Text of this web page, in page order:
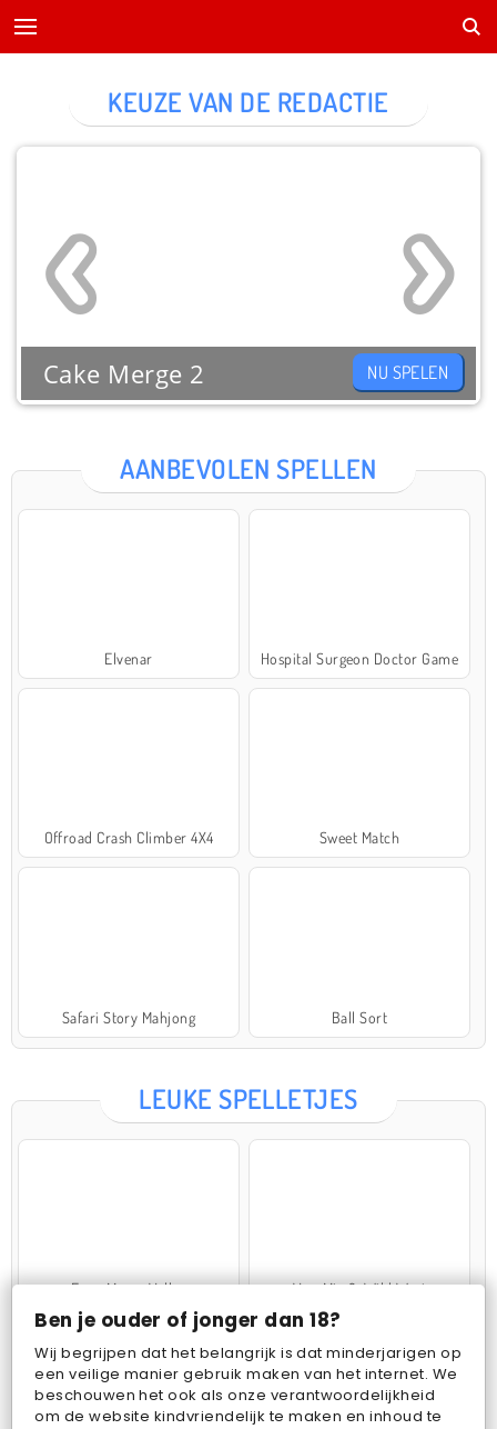
Ben je ouder of jonger dan 18?
Wij begrijpen dat het belangrijk is dat minderjarigen op
een veilige manier gebruik maken van het internet. We
beschouwen het ook als onze verantwoordelijkheid
om de website kindvriendelijk te maken en inhoud te
AANBEVOLEN SPELLEN
Elvenar Hospital Surgeon Doctor Game
Offroad Crash Climber 4X4 Sweet Match
Safari Story Mahjong Ball Sort
KEUZE VAN DE REDACTIE
Cake Merge 2 NU SPELEN
LEUKE SPELLETJES
Farm Merge Valley VegaMix 2: Wild West